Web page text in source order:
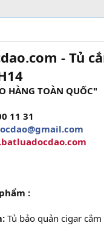
- Tủ
HÀNG TOÀN QUỐC"
11 31
:
Tủ bảo quản cigar